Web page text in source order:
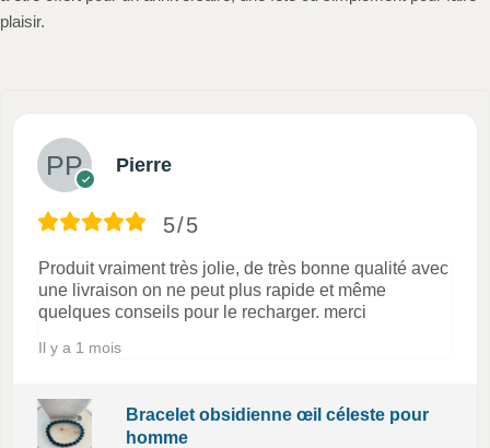
plaisir.
Pierre
5/5
Produit vraiment très jolie, de très bonne qualité avec
une livraison on ne peut plus rapide et même
quelques conseils pour le recharger. merci
Il y a 1 mois
Bracelet obsidienne œil céleste pour
homme